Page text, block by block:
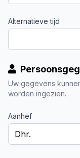
Alternatieve tijd
Uw gegevens
worden ingezien.
Aanhef